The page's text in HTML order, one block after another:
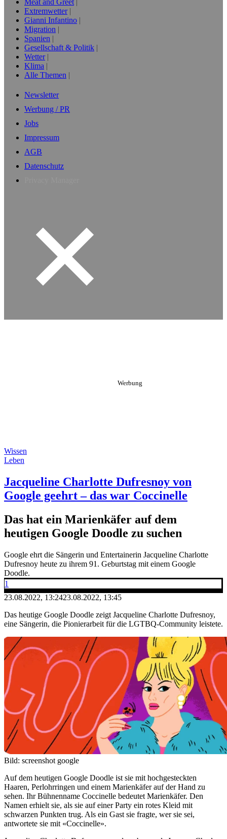
Meat and Greet
Extremwetter
Gianni Infantino
Migration
Spanien
Gesellschaft & Politik
Wetter
Klima
Alle Themen
Newsletter
Werbung / PR
Jobs
Impressum
AGB
Datenschutz
Wissen
Leben
Jacqueline Charlotte Dufresnoy von
Google geehrt – das war Coccinelle
Das hat ein Marienkäfer auf dem
heutigen Google Doodle zu suchen
Google ehrt die Sängerin und Entertainerin Jacqueline Charlotte
Dufresnoy heute zu ihrem 91. Geburtstag mit einem Google
Doodle.
1
23.08.2022, 13:2423.08.2022, 13:45
Das heutige Google Doodle zeigt Jacqueline Charlotte Dufresnoy,
eine Sängerin, die Pionierarbeit für die LGTBQ-Community leistete.
Bild: screenshot google
Auf dem heutigen Google Doodle ist sie mit hochgesteckten
Haaren, Perlohrringen und einem Marienkäfer auf der Hand zu
sehen. Ihr Bühnenname Coccinelle bedeutet Marienkäfer. Den
Namen erhielt sie, als sie auf einer Party ein rotes Kleid mit
schwarzen Punkten trug. Als ein Gast sie fragte, wer sie sei,
antwortete sie mit «Coccinelle».